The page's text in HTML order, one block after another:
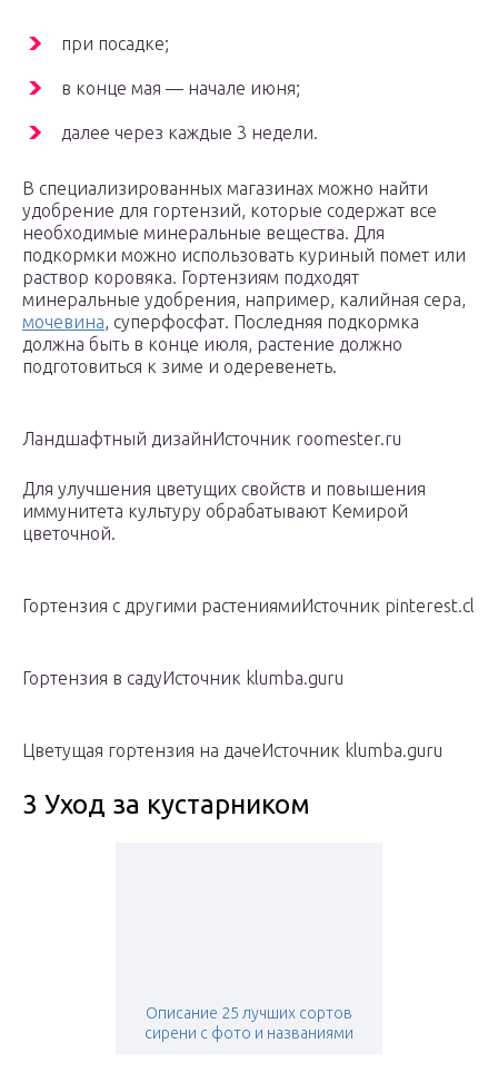
при посадке;
в конце мая — начале июня;
далее через каждые 3 недели.
В специализированных магазинах можно найти
удобрение для гортензий, которые содержат все
необходимые минеральные вещества. Для
подкормки можно использовать куриный помет или
раствор коровяка. Гортензиям подходят
минеральные удобрения, например, калийная сера,
мочевина, суперфосфат. Последняя подкормка
должна быть в конце июля, растение должно
подготовиться к зиме и одеревенеть.
Ландшафтный дизайнИсточник roomester.ru
Для улучшения цветущих свойств и повышения
иммунитета культуру обрабатывают Кемирой
цветочной.
Гортензия с другими растениямиИсточник pinterest.cl
Гортензия в садуИсточник klumba.guru
Цветущая гортензия на дачеИсточник klumba.guru
3 Уход за кустарником
Описание 25 лучших сортов
сирени с фото и названиями